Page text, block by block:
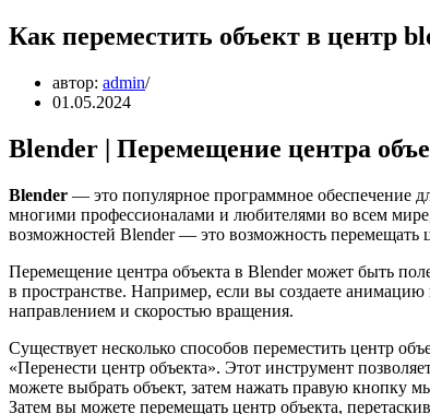
Как переместить объект в центр
автор: admin
01.05.2024
Blender | Перемещение центра
Blender — это популярное программное обеспечение
многими профессионалами и любителями во всем
возможностей Blender — это возможность перемещать
Перемещение центра объекта в Blender может быть
в пространстве. Например, если вы создаете
направлением и скоростью вращения.
Существует несколько способов переместить центр
«Перенести центр объекта». Этот инструмент
можете выбрать объект, затем нажать правую кнопку
Затем вы можете перемещать центр объекта,